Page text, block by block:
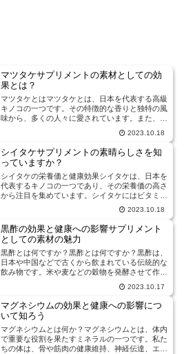
マツタケサプリメントの素材としての効
果とは？
マツタケとはマツタケとは、日本を代表する高級
キノコの一つです。その特徴的な香りと独特の風
味から、多くの人々に愛されています。また、マ
ル、食物繊維などが豊富に含まれています。マツ
タケには、免疫力の向...
2023.10.18
シイタケサプリメントの素晴らしさを知
っていますか？
シイタケの栄養価と健康効果シイタケは、日本を
代表するキノコの一つであり、その栄養価の高さ
から注目を集めています。シイタケにはビタミン
Dやミネラル（亜鉛、銅、セレンなど）が豊富に
含まれており、健康に良い影響を与えるとされて
います。シイタケに含...
2023.10.18
黒酢の効果と健康への影響サプリメント
としての素材の魅力
黒酢とは何ですか？黒酢とは何ですか？黒酢は、
日本や中国などで古くから飲まれている伝統的な
飲み物です。米や麦などの穀物を発酵させて作ら
栄養素が豊富に含まれています。黒酢は、その特
有の風味と酸味から、...
2023.10.17
マグネシウムの効果と健康への影響につ
いて知ろう
マグネシウムとは何か？マグネシウムとは、体内
で重要な役割を果たすミネラルの一つです。私た
ちの体は、骨や筋肉の健康維持、神経伝達、エネ